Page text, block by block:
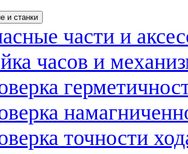
и станки
части и
часов и
точности